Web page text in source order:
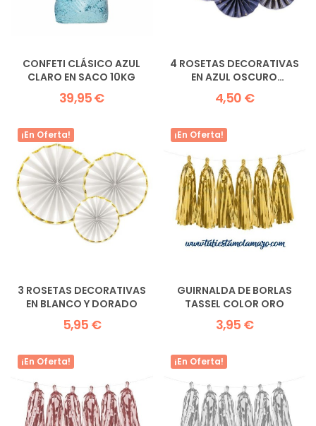
CONFETI CLÁSICO AZUL
CLARO EN SACO 10KG
39,95 €
4 ROSETAS DECORATIVAS
EN AZUL OSCURO
ELEGANTES
4,50 €
¡En Oferta!
3 ROSETAS DECORATIVAS
EN BLANCO Y DORADO
5,95 €
¡En Oferta!
GUIRNALDA DE BORLAS
TASSEL COLOR ORO
3,95 €
¡En Oferta! ¡En Oferta!